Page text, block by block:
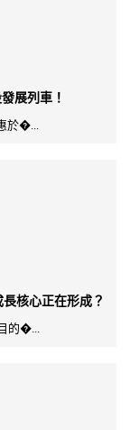
展列車！
於�...
核心正在形成？
的�...